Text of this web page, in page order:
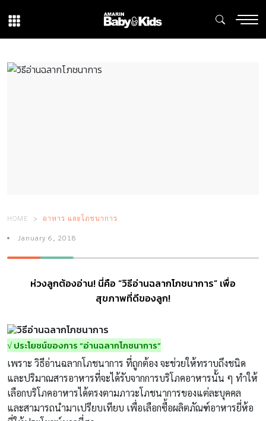
HOME อาหาร และโภชนาการ
January 6, 2018
ห่วงลูกต้องอ่าน! นี่คือ “วิธีอ่านฉลากโภชนาการ” เพื่อ
สุขภาพที่ดีของลูก!
√ ประโยชน์ของการ “อ่านฉลากโภชนาการ”
เพราะ วิธีอ่านฉลากโภชนาการ ที่ถูกต้อง จะช่วยให้ทราบถึงชนิด
และปริมาณสารอาหารที่จะได้รับจากการบริโภคอาหารนั้น ๆ ทำให้
เลือกบริโภคอาหารได้ตรงตามภาวะโภชนาการของแต่ละบุคคล
และสามารถนำมาเปรียบเทียบ เพื่อเลือกซื้อผลิตภัณฑ์อาหารยี่ห้อ